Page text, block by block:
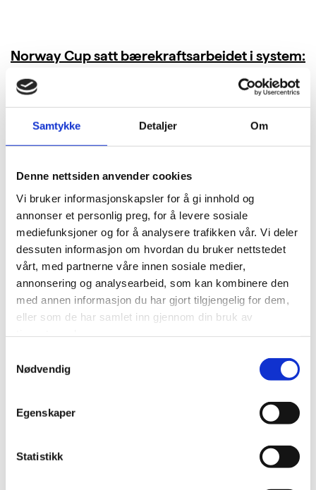
Samtykke Detaljer Om
Denne nettsiden anvender cookies
Vi bruker informasjonskapsler for å gi innhold og
annonser et personlig preg, for å levere sosiale
mediefunksjoner og for å analysere trafikken vår. Vi deler
dessuten informasjon om hvordan du bruker nettstedet
vårt, med partnerne våre innen sosiale medier,
annonsering og analysearbeid, som kan kombinere den
med annen informasjon du har gjort tilgjengelig for dem,
eller som de har samlet inn gjennom din bruk av
Nødvendig
Egenskaper
Statistikk
Norway Cup satt bærekraftsarbeidet i system:
LES MER